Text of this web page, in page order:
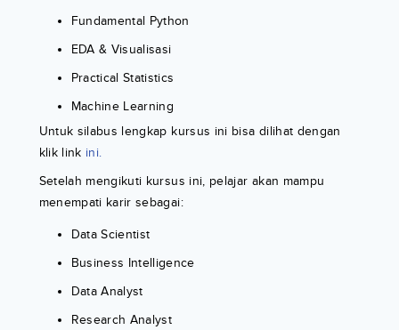
Fundamental Python
EDA & Visualisasi
Practical Statistics
Machine Learning
Untuk silabus lengkap kursus ini bisa dilihat dengan
klik link ini.
Setelah mengikuti kursus ini, pelajar akan mampu
menempati karir sebagai:
Data Scientist
Business Intelligence
Data Analyst
Research Analyst